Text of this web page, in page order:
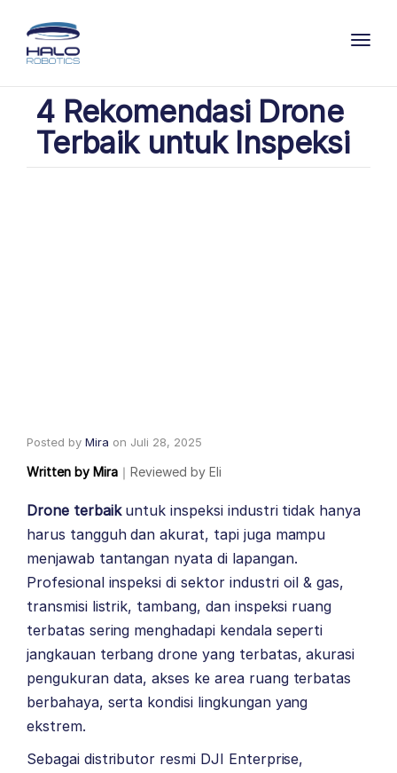
4 Rekomendasi Drone
Terbaik untuk Inspeksi
Posted by Mira on Juli 28, 2025
Written by Mira ｜ Reviewed by Eli
Drone terbaikuntuk inspeksi industri tidak hanya
harus tangguh dan akurat, tapi juga mampu
menjawab tantangan nyata di lapangan.
Profesional inspeksi di sektor industri oil & gas,
transmisi listrik, tambang, dan inspeksi ruang
terbatas sering menghadapi kendala seperti
jangkauan terbang drone yang terbatas, akurasi
pengukuran data, akses ke area ruang terbatas
berbahaya, serta kondisi lingkungan yang
ekstrem.
Sebagai distributor resmi DJI Enterprise,